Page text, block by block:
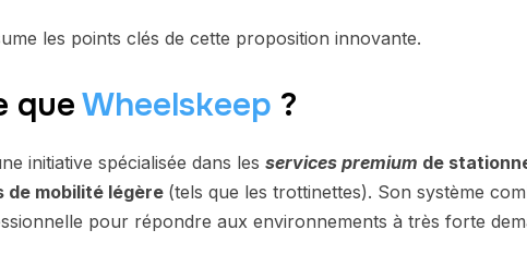
les points clés de cette proposition innovante.
queWheelskeep ?
initiative spécialisée dans les services premium de
de mobilité légère (tels que les trottinettes). Son système
pour répondre aux environnements à très forte